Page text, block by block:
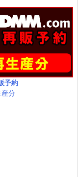
予約
産分